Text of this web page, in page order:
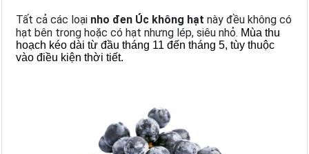
Tất cả các loại nho đen Úc không hạt này đều không có
hạt bên trong hoặc có hạt nhưng lép, siêu nhỏ. Mùa thu
hoạch kéo dài từ đầu tháng 11 đến tháng 5, tùy thuộc
vào điều kiện thời tiết.